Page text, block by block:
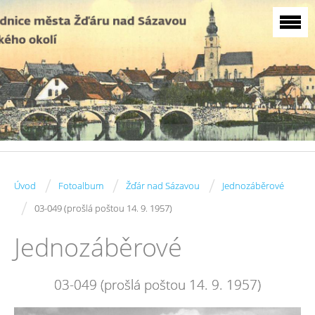
Úvod / Fotoalbum / Žďár nad Sázavou / Jednozáběrové
/ 03-049 (prošlá poštou 14. 9. 1957)
Jednozáběrové
03-049 (prošlá poštou 14. 9. 1957)